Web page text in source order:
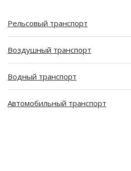
Рельсовый транспорт
Воздушный транспорт
Водный транспорт
Автомобильный транспорт